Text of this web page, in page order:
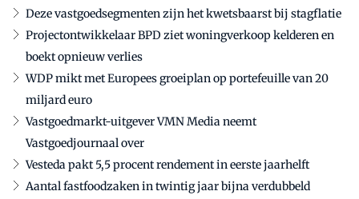
Deze vastgoedsegmenten zijn het kwetsbaarst bij stagflatie
Projectontwikkelaar BPD ziet woningverkoop kelderen en
boekt opnieuw verlies
WDP mikt met Europees groeiplan op portefeuille van 20
miljard euro
Vastgoedmarkt-uitgever VMN Media neemt
Vastgoedjournaal over
Vesteda pakt 5,5 procent rendement in eerste jaarhelft
Aantal fastfoodzaken in twintig jaar bijna verdubbeld